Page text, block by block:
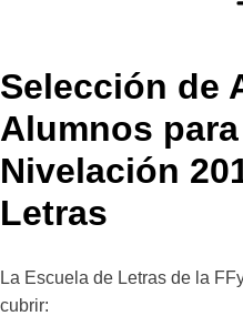
Selección de
Alumnos
Nivelación
Letras
La Escuela de Letras de la
cubrir: